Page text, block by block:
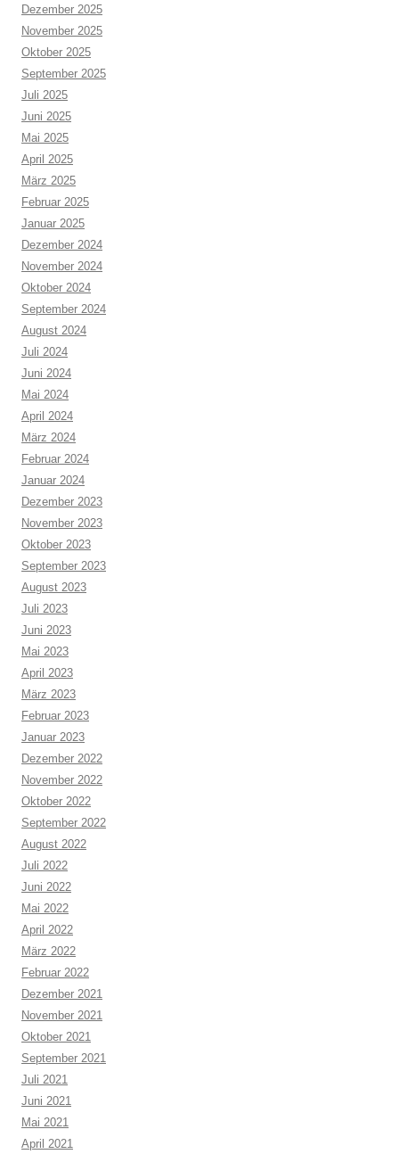
Dezember 2025
November 2025
Oktober 2025
September 2025
Juli 2025
Juni 2025
Mai 2025
April 2025
März 2025
Februar 2025
Januar 2025
Dezember 2024
November 2024
Oktober 2024
September 2024
August 2024
Juli 2024
Juni 2024
Mai 2024
April 2024
März 2024
Februar 2024
Januar 2024
Dezember 2023
November 2023
Oktober 2023
September 2023
August 2023
Juli 2023
Juni 2023
Mai 2023
April 2023
März 2023
Februar 2023
Januar 2023
Dezember 2022
November 2022
Oktober 2022
September 2022
August 2022
Juli 2022
Juni 2022
Mai 2022
April 2022
März 2022
Februar 2022
Dezember 2021
November 2021
Oktober 2021
September 2021
Juli 2021
Juni 2021
Mai 2021
April 2021